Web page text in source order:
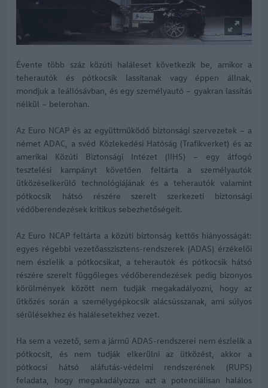
Évente több száz közúti haláleset következik be, amikor a
teherautók és pótkocsik lassítanak vagy éppen állnak,
mondjuk a leállósávban, és egy személyautó – gyakran lassítás
nélkül – belerohan.
Az Euro NCAP és az együttműködő biztonsági szervezetek – a
német ADAC, a svéd Közlekedési Hatóság (Trafikverket) és az
amerikai Közúti Biztonsági Intézet (IIHS) – egy átfogó
tesztelési kampányt követően feltárta a személyautók
ütközéselkerülő technológiájának és a teherautók valamint
pótkocsik hátsó részére szerelt szerkezeti biztonsági
védőberendezések kritikus sebezhetőségeit.
Az Euro NCAP feltárta a közúti biztonság kettős hiányosságát:
egyes régebbi vezetőasszisztens-rendszerek (ADAS) érzékelői
nem észlelik a pótkocsikat, a teherautók és pótkocsik hátsó
részére szerelt függőleges védőberendezések pedig bizonyos
körülmények között nem tudják megakadályozni, hogy az
ütközés során a személygépkocsik alácsússzanak, ami súlyos
sérülésekhez és halálesetekhez vezet.
Ha sem a vezető, sem a jármű ADAS-rendszerei nem észlelik a
pótkocsit, és nem tudják elkerülni az ütközést, akkor a
pótkocsi hátsó aláfutás-védelmi rendszerének (RUPS)
feladata, hogy megakadályozza azt a potenciálisan halálos